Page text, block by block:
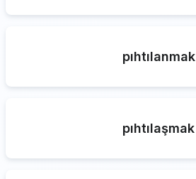
pıhtılanmak
pıhtılaşmak